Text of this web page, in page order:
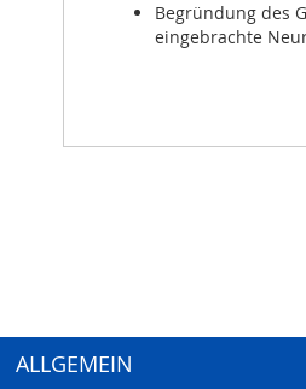
Begründung des
eingebrachte
ALLGEMEIN